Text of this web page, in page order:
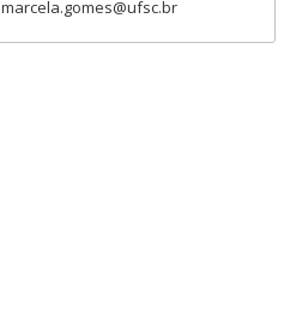
marcela.gomes@ufsc.br